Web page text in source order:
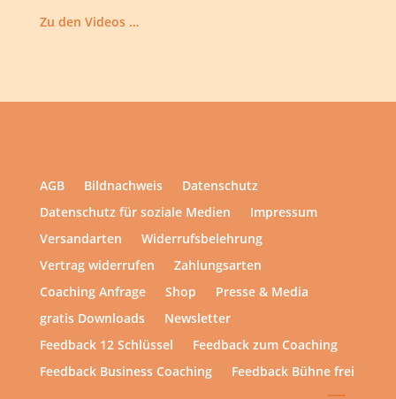
Zu den Videos …
AGB Bildnachweis
Datenschutz
Datenschutz für soziale Medien
Impressum
Versandarten
Widerrufsbelehrung
Vertrag widerrufen
Zahlungsarten
Coaching Anfrage
Shop
Presse & Media
gratis Downloads
Newsletter
Feedback 12 Schlüssel
Feedback zum Coaching
Feedback Business Coaching
Feedback Bühne frei